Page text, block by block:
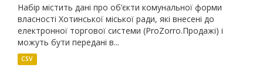
Набір містить дані про об’єкти комунальної форми
власності Хотинської міської ради, які внесені до
електронної торгової системи (ProZorro.Продажі) і
можуть бути передані в...
CSV